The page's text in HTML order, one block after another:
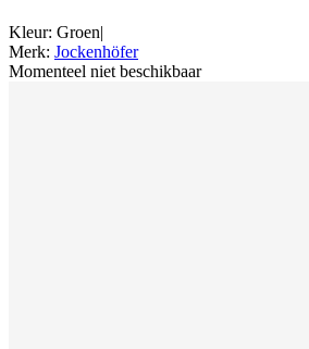
Kleur: Groen|
Merk: Jockenhöfer
Momenteel niet beschikbaar